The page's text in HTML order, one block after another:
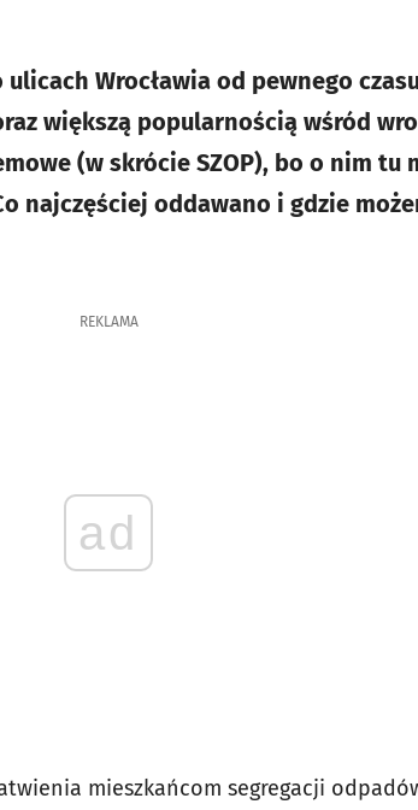
Wrocławia od pewnego
większą popularnością wśród
(w skrócie SZOP), bo o nim tu
najczęściej oddawano i gdzie
REKLAMA
ad
mieszkańcom segregacji